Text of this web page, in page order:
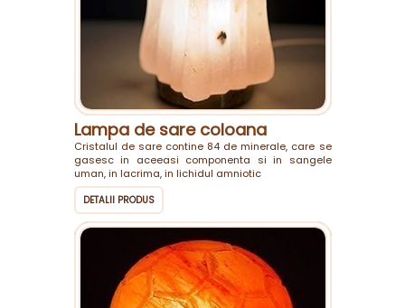
Lampa de sare coloana
Cristalul de sare contine 84 de minerale, care se
gasesc in aceeasi componenta si in sangele
uman, in lacrima, in lichidul amniotic
DETALII PRODUS